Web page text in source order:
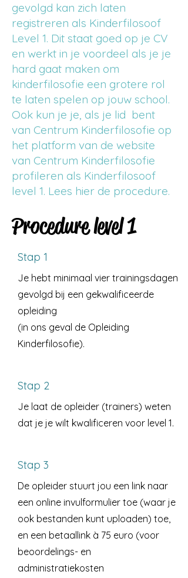
gevolgd kan zich laten
registreren als Kinderfilosoof
Level 1. Dit staat goed op je CV
en werkt in je voordeel als je je
hard gaat maken om
kinderfilosofie een grotere rol
te laten spelen op jouw school.
Ook kun je je, als je lid bent
van Centrum Kinderfilosofie op
het platform van de website
van Centrum Kinderfilosofie
profileren als Kinderfilosoof
level 1. Lees hier de procedure.
Procedure level 1
Stap 1
Je hebt minimaal vier trainingsdagen
gevolgd bij een gekwalificeerde
opleiding
(in ons geval de Opleiding
Kinderfilosofie).
Stap 2
Je laat de opleider (trainers) weten
dat je je wilt kwalificeren voor level 1.
Stap 3
De opleider stuurt jou een link naar
een online invulformulier toe (waar je
ook bestanden kunt uploaden) toe,
en een betaallink à 75 euro (voor
beoordelings- en
administratiekosten